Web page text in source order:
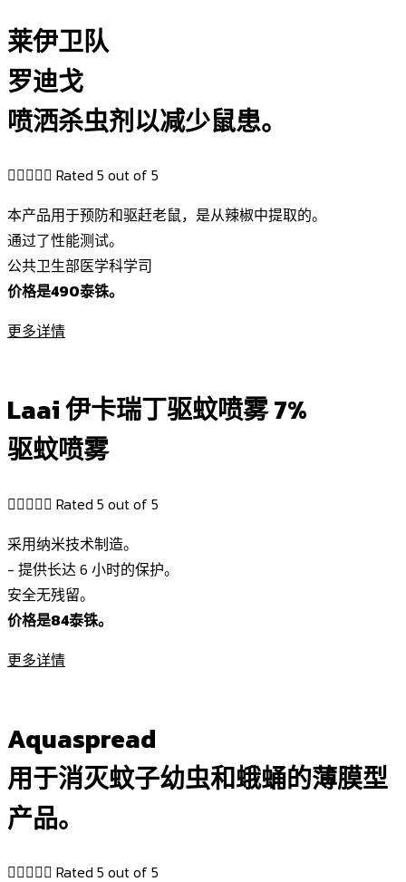
莱伊卫队
罗迪戈
喷洒杀虫剂以减少鼠患。
 Rated 5 out of 5
本产品用于预防和驱赶老鼠，是从辣椒中提取的。
通过了性能测试。
公共卫生部医学科学司
价格是490泰铢。
更多详情
Laai 伊卡瑞丁驱蚊喷雾 7%
驱蚊喷雾
 Rated 5 out of 5
采用纳米技术制造。
- 提供长达 6 小时的保护。
安全无残留。
价格是84泰铢。
更多详情
Aquaspread
用于消灭蚊子幼虫和蛾蛹的薄膜型
产品。
 Rated 5 out of 5